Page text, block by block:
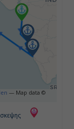
Εν Πλω
— Map data ©